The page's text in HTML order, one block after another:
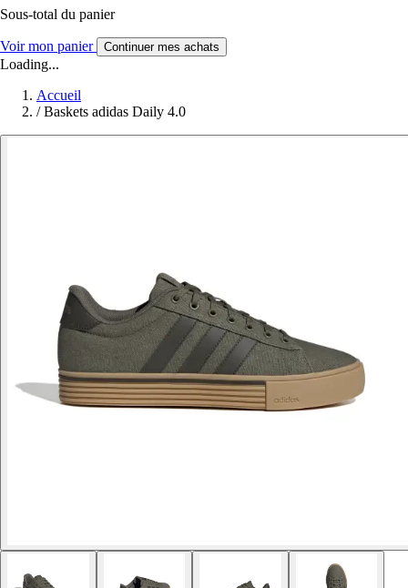
Sous-total du panier
Voir mon panier Continuer mes achats
Loading...
Accueil
/ Baskets adidas Daily 4.0